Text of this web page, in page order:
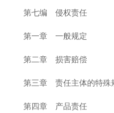
第七编 侵权责任
第一章 一般规定
第二章 损害赔偿
第三章 责任主体的特殊
第四章 产品责任